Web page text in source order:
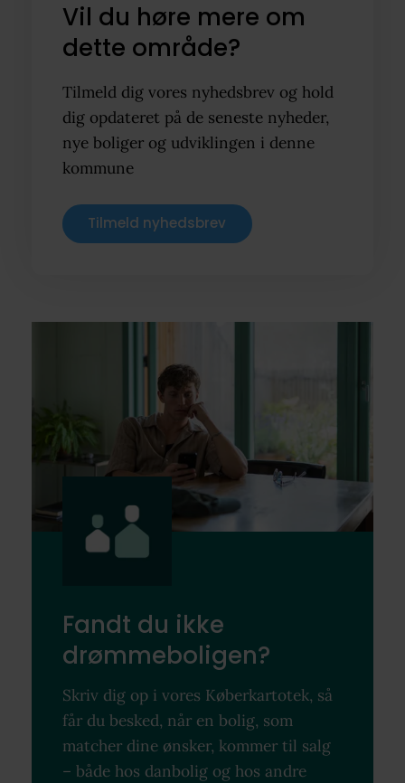
Vil du høre mere om
dette område?
Tilmeld dig vores nyhedsbrev og hold
dig opdateret på de seneste nyheder,
nye boliger og udviklingen i denne
kommune
Tilmeld nyhedsbrev
Fandt du ikke
drømmeboligen?
Skriv dig op i vores Køberkartotek, så
får du besked, når en bolig, som
matcher dine ønsker, kommer til salg
– både hos danbolig og hos andre